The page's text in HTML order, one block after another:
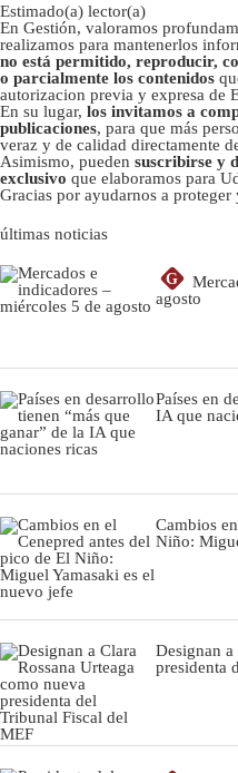
Estimado(a) lector(a)
En Gestión, valoramos
realizamos para mantenerlos
no está permitido, reproducir,
o parcialmente los contenidos
autorizacion previa y expresa de
En su lugar, los invitamos a
publicaciones, para que más
veraz y de calidad directamente
Asimismo, pueden suscribirse y
exclusivo que elaboramos para
Gracias por ayudarnos a proteger
últimas noticias
G
agosto
Países en
IA que
Cambios
Niño:
Designan a
presidenta